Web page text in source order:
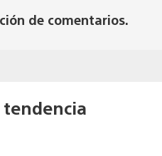
de comentarios.